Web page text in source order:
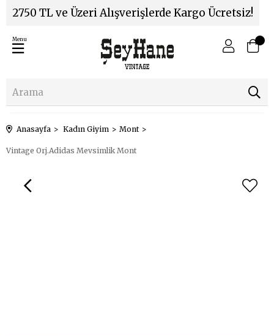
2750 TL ve Üzeri Alışverişlerde Kargo Ücretsiz!
Menu
Anasayfa Kadın Giyim Mont
Vintage Orj.Adidas Mevsimlik Mont